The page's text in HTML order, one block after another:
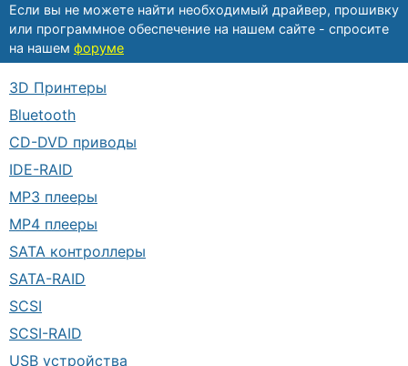
Если вы не можете найти необходимый драйвер, прошивку
или программное обеспечение на нашем сайте - спросите
на нашем форуме
3D Принтеры
Bluetooth
CD-DVD приводы
IDE-RAID
MP3 плееры
MP4 плееры
SATA контроллеры
SATA-RAID
SCSI
SCSI-RAID
USB устройства